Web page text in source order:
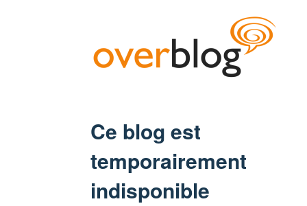
Ce blog est
temporairement
indisponible